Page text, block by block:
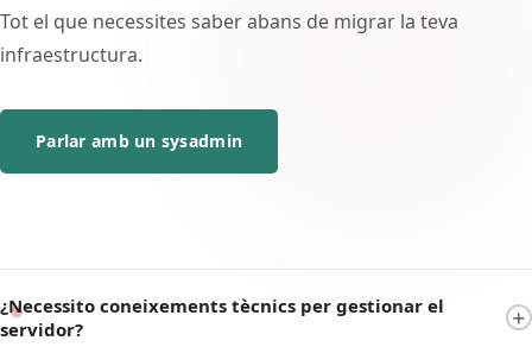
Tot el que necessites saber abans de migrar la teva
infraestructura.
Parlar amb un sysadmin
¿Necessito coneixements tècnics per gestionar el
servidor?